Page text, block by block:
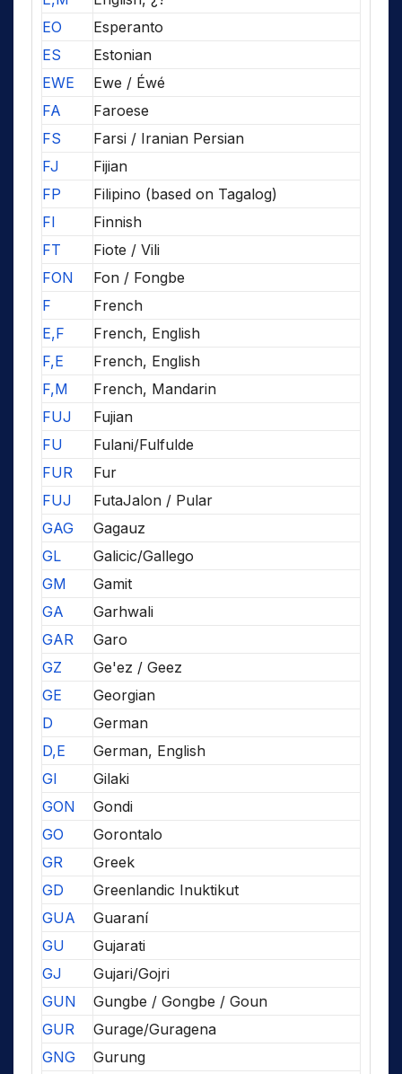
EO
Esperanto
ES
Estonian
EWE
Ewe / Éwé
FA
Faroese
FS
Farsi / Iranian Persian
FJ
Fijian
FP
Filipino (based on Tagalog)
FI
Finnish
FT
Fiote / Vili
FON
Fon / Fongbe
F
French
E,F
French, English
F,E
French, English
F,M
French, Mandarin
FUJ
Fujian
FU
Fulani/Fulfulde
FUR
Fur
FUJ
FutaJalon / Pular
GAG
Gagauz
GL
Galicic/Gallego
GM
Gamit
GA
Garhwali
GAR
Garo
GZ
Ge'ez / Geez
GE
Georgian
D
German
D,E
German, English
GI
Gilaki
GON
Gondi
GO
Gorontalo
GR
Greek
GD
Greenlandic Inuktikut
GUA
Guaraní
GU
Gujarati
GJ
Gujari/Gojri
GUN
Gungbe / Gongbe / Goun
GUR
Gurage/Guragena
GNG
Gurung